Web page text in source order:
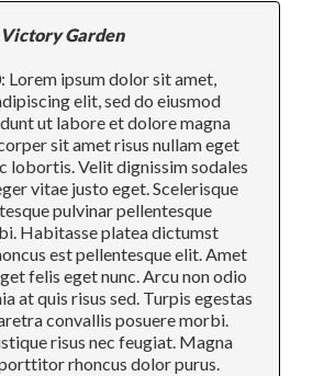
Victory Garden
Lorem ipsum dolor sit amet,
elit, sed do eiusmod
ut labore et dolore magna
sit amet risus nullam eget
lobortis. Velit dignissim sodales
vitae justo eget. Scelerisque
pulvinar pellentesque
Habitasse platea dictumst
est pellentesque elit. Amet
felis eget nunc. Arcu non odio
at quis risus sed. Turpis egestas
convallis posuere morbi.
risus nec feugiat. Magna
rhoncus dolor purus.